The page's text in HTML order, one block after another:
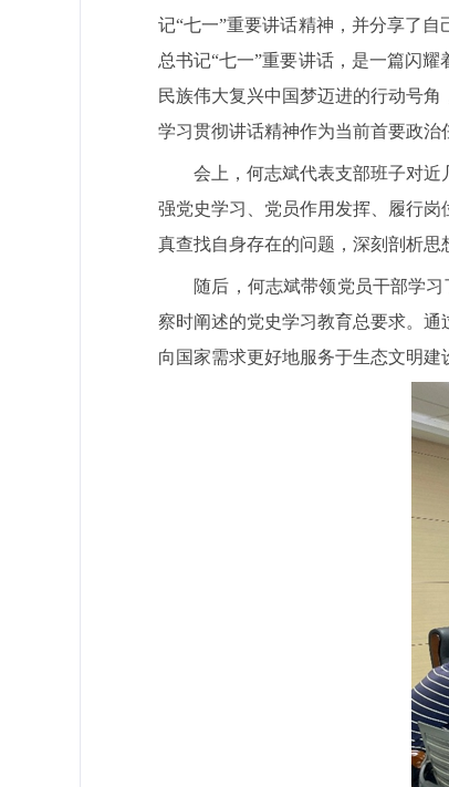
记“七一”重要讲话精神，并分享了
总书记“七一”重要讲话，是一篇闪
民族伟大复兴中国梦迈进的行动号
学习贯彻讲话精神作为当前首要政治
会上，何志斌代表支部班子对
强党史学习、党员作用发挥、履行
真查找自身存在的问题，深刻剖析思
随后，何志斌带领党员干部学
察时阐述的党史学习教育总要求。
向国家需求更好地服务于生态文明建